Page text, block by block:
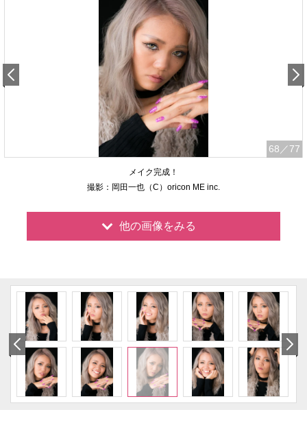
68 ／77
メイク完成！
撮影：岡田一也（C）oricon ME inc.
他の画像をみる